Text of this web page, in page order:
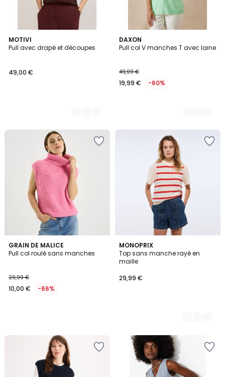
MOTIVI
Pull avec drapé et découpes
49,00 €
2
Couleurs
DAXON
Pull col V manches T avec laine
49,99 €
19,99 € -60%
3
Couleurs
GRAIN DE MALICE
Pull col roulé sans manches
29,99 €
10,00 € -66%
MONOPRIX
Top sans manche rayé en
maille
29,99 €
2
Couleurs